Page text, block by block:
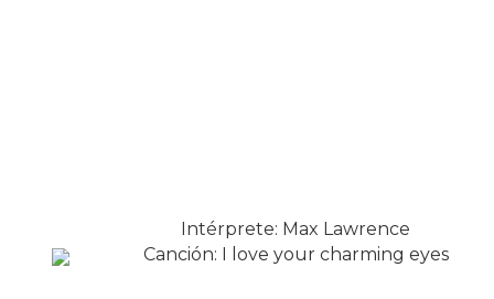
Intérprete: Max Lawrence
Canción: I love your charming eyes